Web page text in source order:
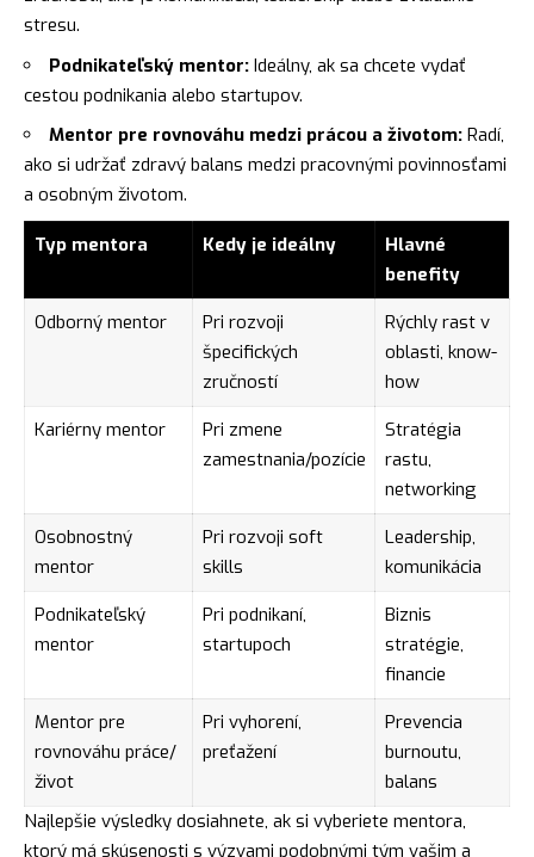
stresu.
Podnikateľský mentor: Ideálny, ak sa chcete vydať
cestou podnikania alebo startupov.
Mentor pre rovnováhu medzi prácou a životom: Radí,
ako si udržať zdravý balans medzi pracovnými povinnosťami
a osobným životom.
Typ mentora Kedy je ideálny
Hlavné
benefity
Odborný mentor
Pri rozvoji
špecifických
zručností
Rýchly rast v
oblasti, know-
how
Kariérny mentor
Pri zmene
zamestnania/pozície
Stratégia
rastu,
networking
Osobnostný
mentor
Pri rozvoji soft
skills
Leadership,
komunikácia
Podnikateľský
mentor
Pri podnikaní,
startupoch
Biznis
stratégie,
financie
Mentor pre
rovnováhu práce/
život
Pri vyhorení,
preťažení
Prevencia
burnoutu,
balans
Najlepšie výsledky dosiahnete, ak si vyberiete mentora,
ktorý má skúsenosti s výzvami podobnými tým vašim a